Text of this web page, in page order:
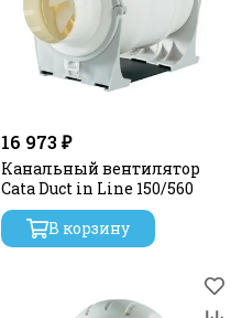
16 973 ₽
Канальный вентилятор
Cata Duct in Line 150/560
В корзину